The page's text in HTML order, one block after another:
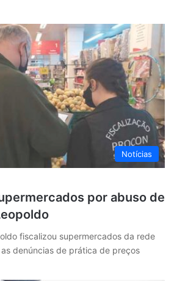
Notícias
por abuso de
fiscalizou supermercados da rede
denúncias de prática de preços